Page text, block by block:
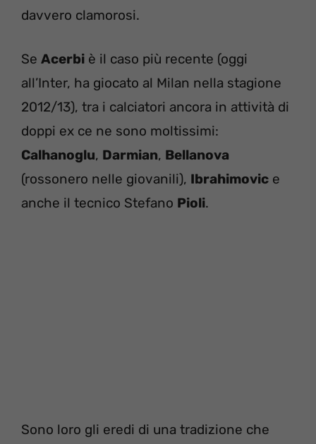
davvero clamorosi.
Se Acerbi è il caso più recente (oggi
all’Inter, ha giocato al Milan nella stagione
2012/13), tra i calciatori ancora in attività di
doppi ex ce ne sono moltissimi:
Calhanoglu, Darmian, Bellanova
(rossonero nelle giovanili), Ibrahimovic e
anche il tecnico Stefano Pioli.
Sono loro gli eredi di una tradizione che